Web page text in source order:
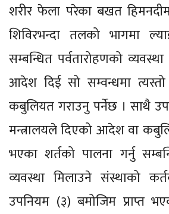
शरीर फेला परेका बखत
शिविरभन्दा तलको भागमा
सम्बन्धित पर्वतारोहणको
आदेश दिई सो सम्वन्धमा
कबुलियत गराउनु पर्नेछ । साथै
मन्त्रालयले दिएको आदेश वा
भएका शर्तको पालना गर्नु
व्यवस्था मिलाउने संस्थाको
उपनियम (३) बमोजिम प्राप्त